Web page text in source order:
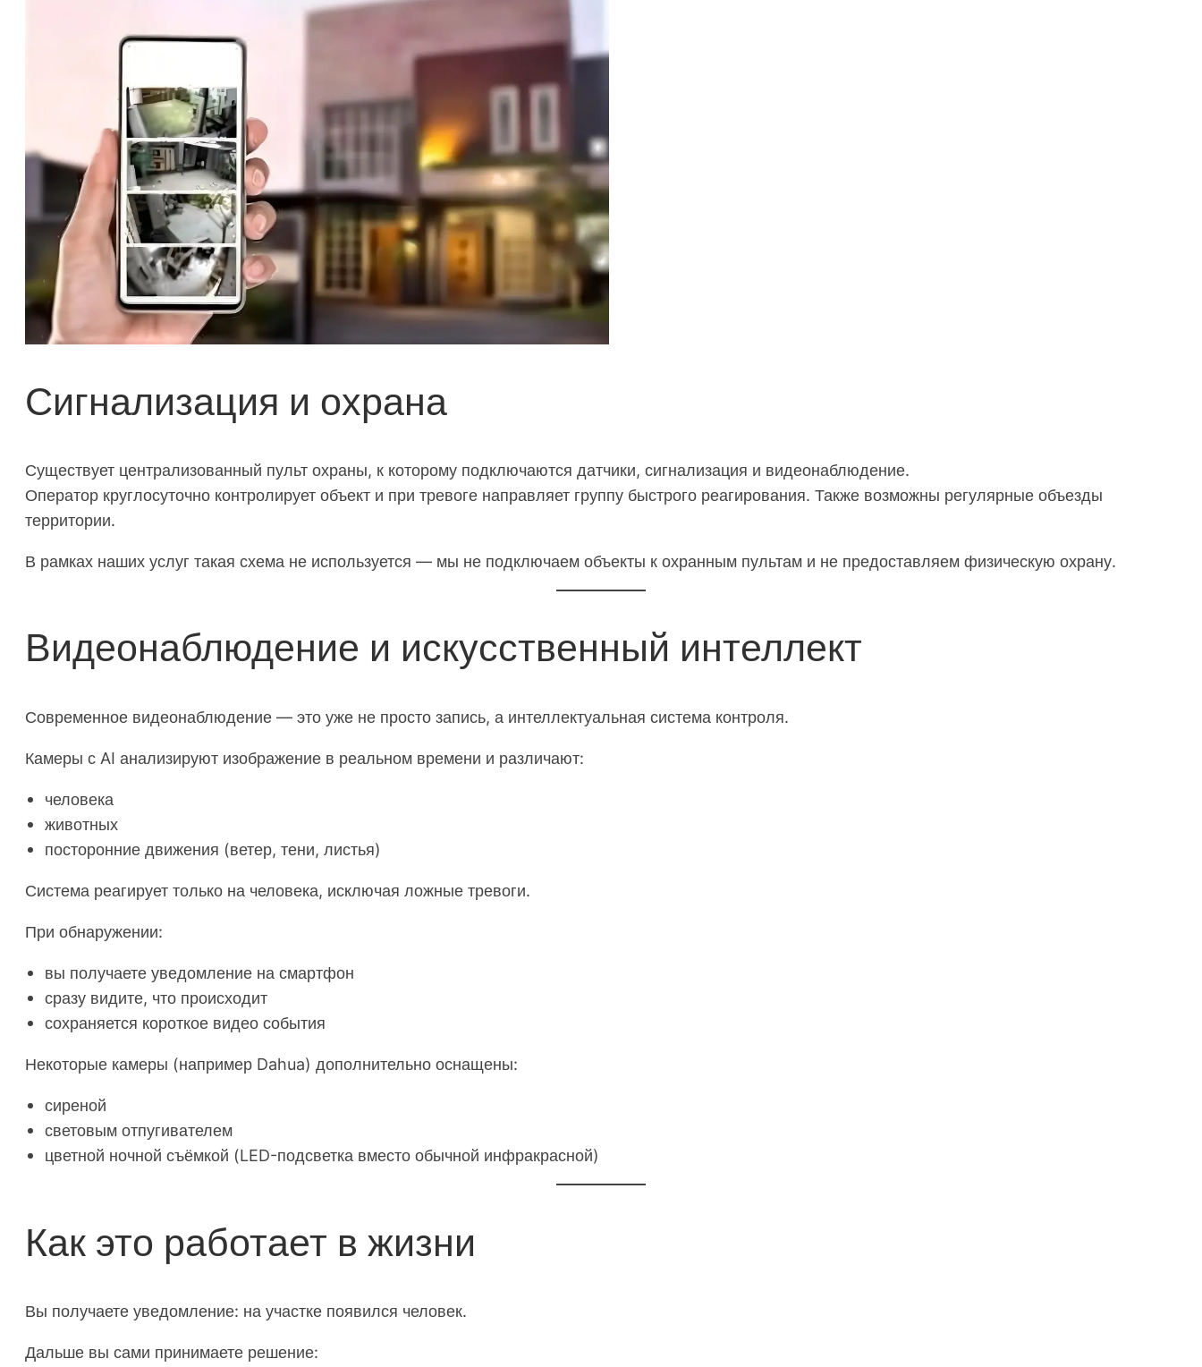
Сигнализация и охрана
Существует централизованный пульт охраны, к которому подключаются датчики, сигнализация и видеонаблюдение.
Оператор круглосуточно контролирует объект и при тревоге направляет группу быстрого реагирования. Также возможны регулярные объезды
территории.
В рамках наших услуг такая схема не используется — мы не подключаем объекты к охранным пультам и не предоставляем физическую охрану.
Видеонаблюдение и искусственный интеллект
Современное видеонаблюдение — это уже не просто запись, а интеллектуальная система контроля.
Камеры с AI анализируют изображение в реальном времени и различают:
человека
животных
посторонние движения (ветер, тени, листья)
Система реагирует только на человека, исключая ложные тревоги.
При обнаружении:
вы получаете уведомление на смартфон
сразу видите, что происходит
сохраняется короткое видео события
Некоторые камеры (например Dahua) дополнительно оснащены:
сиреной
световым отпугивателем
цветной ночной съёмкой (LED-подсветка вместо обычной инфракрасной)
Как это работает в жизни
Вы получаете уведомление: на участке появился человек.
Дальше вы сами принимаете решение: